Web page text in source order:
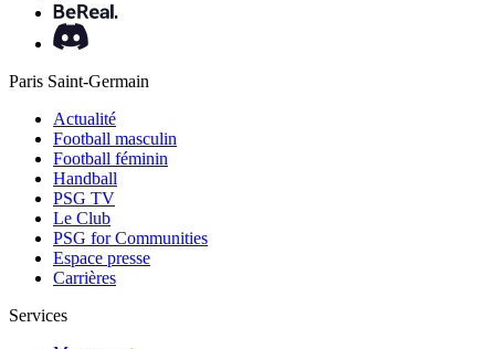
Paris Saint-Germain
Actualité
Football masculin
Football féminin
Handball
PSG TV
Le Club
PSG for Communities
Espace presse
Carrières
Services